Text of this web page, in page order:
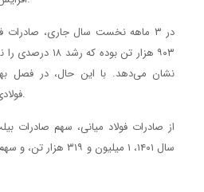
۹۰۳ هزار تن بوده
نشان می‌دهد. با این حال، در فصل
فولادی ۳۰ درصد کاهش یافته است.